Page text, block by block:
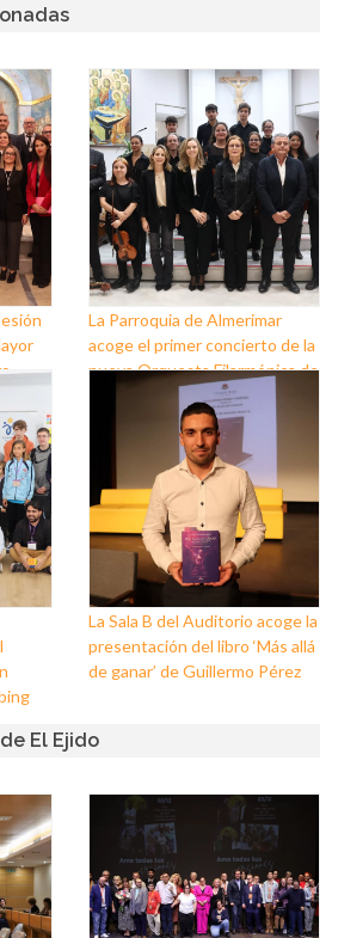
La Parroquia de Almerimar
acoge el primer concierto de la
nueva Orquesta Filarmónica de
La Sala B del Auditorio acoge la
presentación del libro ‘Más allá
de ganar’ de Guillermo Pérez
El Ejido